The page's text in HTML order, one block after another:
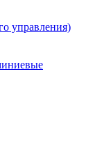
управления)